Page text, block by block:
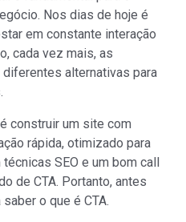
Nos dias de hoje é
em constante interação
cada vez mais, as
alternativas para
construir um site com
rápida, otimizado para
SEO e um bom call
de CTA. Portanto, antes
o que é CTA.